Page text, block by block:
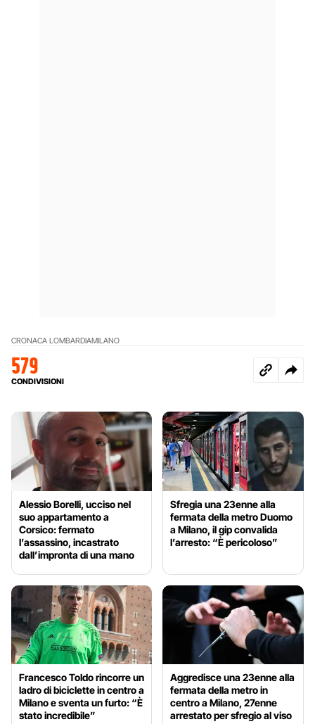
CRONACA LOMBARDIAMILANO
579
CONDIVISIONI
Alessio Borelli, ucciso nel
suo appartamento a
Corsico: fermato
l’assassino, incastrato
dall’impronta di una mano
Sfregia una 23enne alla
fermata della metro Duomo
a Milano, il gip convalida
l’arresto: “È pericoloso”
Francesco Toldo rincorre un
ladro di biciclette in centro a
Milano e sventa un furto: “È
stato incredibile”
Aggredisce una 23enne alla
fermata della metro in
centro a Milano, 27enne
arrestato per sfregio al viso